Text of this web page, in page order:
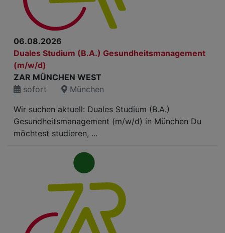
06.08.2026
Duales Studium (B.A.) Gesundheitsmanagement
(m/w/d)
ZAR MÜNCHEN WEST
sofort
München
Wir suchen aktuell: Duales Studium (B.A.)
Gesundheitsmanagement (m/w/d) in München Du
möchtest studieren, ...